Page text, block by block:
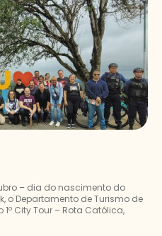
– dia do nascimento do
o Departamento de Turismo de
City Tour – Rota Católica,